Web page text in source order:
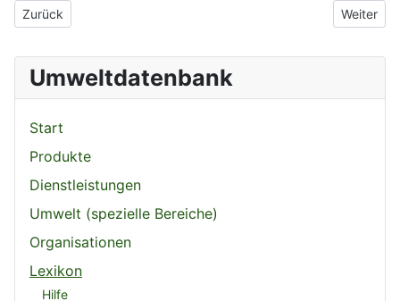
Vorheriger Beitrag: Zeitfracht
Zurück Nächster
Weiter
Umweltdatenbank
Start
Produkte
Dienstleistungen
Umwelt (spezielle Bereiche)
Organisationen
Lexikon
Hilfe